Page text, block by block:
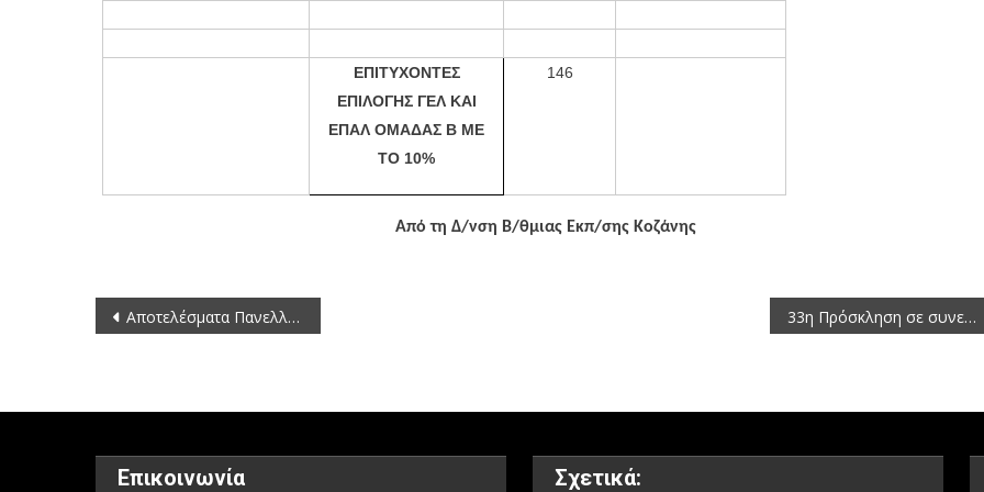
ΕΠΙΤΥΧΟΝΤΕΣ
ΕΠΙΛΟΓΗΣ ΓΕΛ ΚΑΙ
ΕΠΑΛ ΟΜΑΔΑΣ Β ΜΕ
ΤΟ 10%
146
Από τη Δ/νση Β/θμιας Εκπ/σης Κοζάνης
Πλοήγηση
Αποτελέσματα Πανελλαδικών 2013 ΓΕΛ και ΕΠΑΛ Ν Κοζάνης 33η Πρόσκληση σε συνεδρίαση της Οικονομικής Επιτροπής της Περιφέρειας Δυτικής Μακεδονίας 2013
Επικοινωνία Σχετικά: